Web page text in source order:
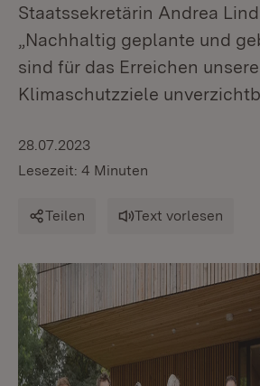
Staatssekretärin Andrea
„Nachhaltig geplante und
sind für das Erreichen
Klimaschutzziele
28.07.2023
Lesezeit: 4 Minuten
Teilen Text vorlesen